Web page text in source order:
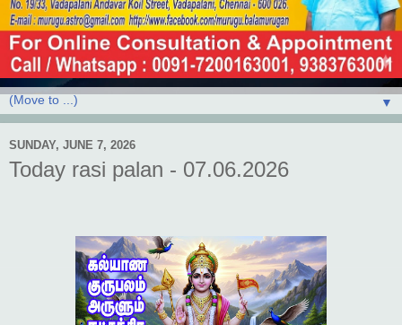
▼
SUNDAY, JUNE 7, 2026
Today rasi palan - 07.06.2026